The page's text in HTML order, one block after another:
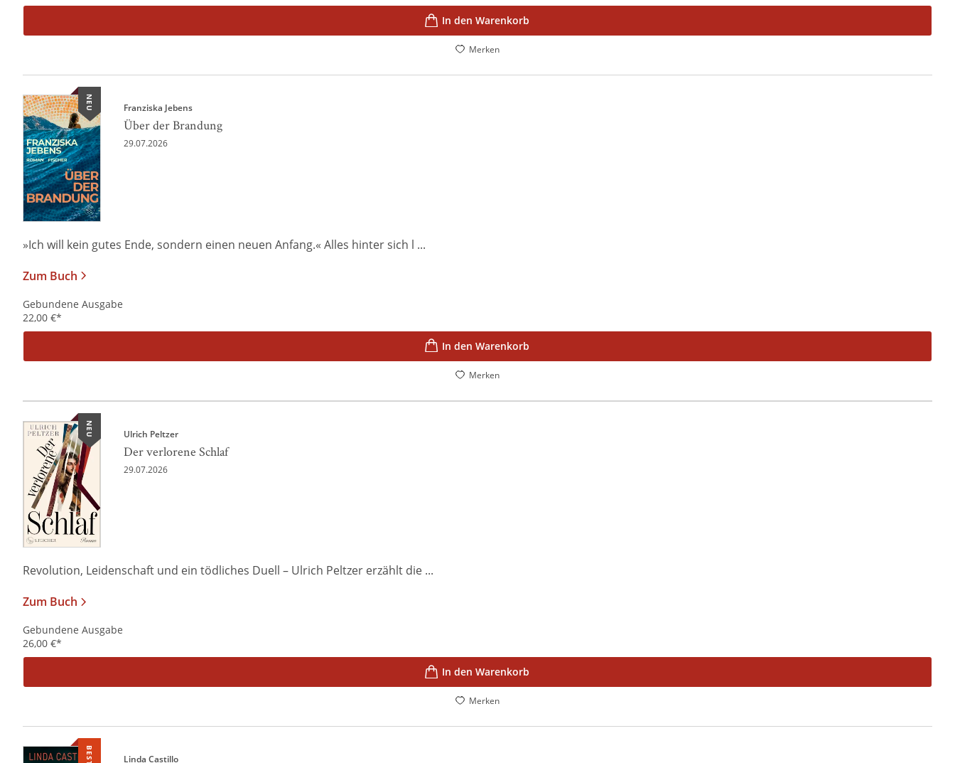
In den Warenkorb
Merken
NEU Franziska Jebens
Über der Brandung
29.07.2026
»Ich will kein gutes Ende, sondern einen neuen Anfang.« Alles hinter sich l ...
Zum Buch
Gebundene Ausgabe
22,00 €*
In den Warenkorb
Merken
NEU Ulrich Peltzer
Der verlorene Schlaf
29.07.2026
Revolution, Leidenschaft und ein tödliches Duell – Ulrich Peltzer erzählt die ...
Zum Buch
Gebundene Ausgabe
26,00 €*
In den Warenkorb
Merken
Linda Castillo